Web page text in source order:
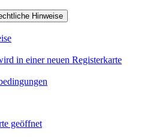
Hinweise
in einer neuen Registerkarte
geöffnet